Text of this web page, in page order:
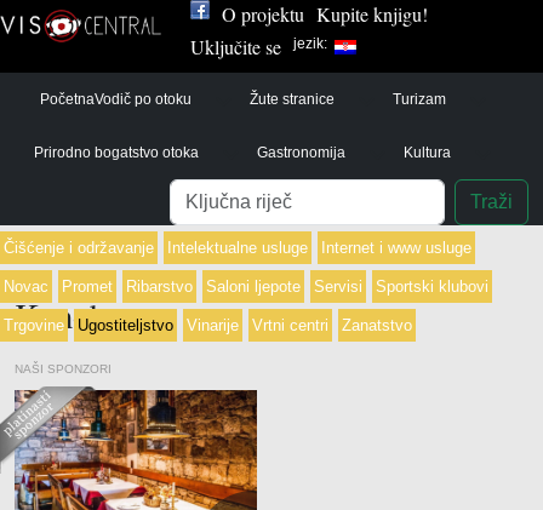
O projektu Kupite knjigu!
Uključite se
jezik:
PočetnaVodič po otoku Žute stranice Turizam
Prirodno bogatstvo otoka Gastronomija Kultura
Pretraga
Traži
Čišćenje i održavanje Intelektualne usluge Internet i www usluge
Novac Promet Ribarstvo Saloni ljepote Servisi Sportski klubovi
Trgovine Ugostiteljstvo Vinarije Vrtni centri Zanatstvo
Konobe
NAŠI SPONZORI